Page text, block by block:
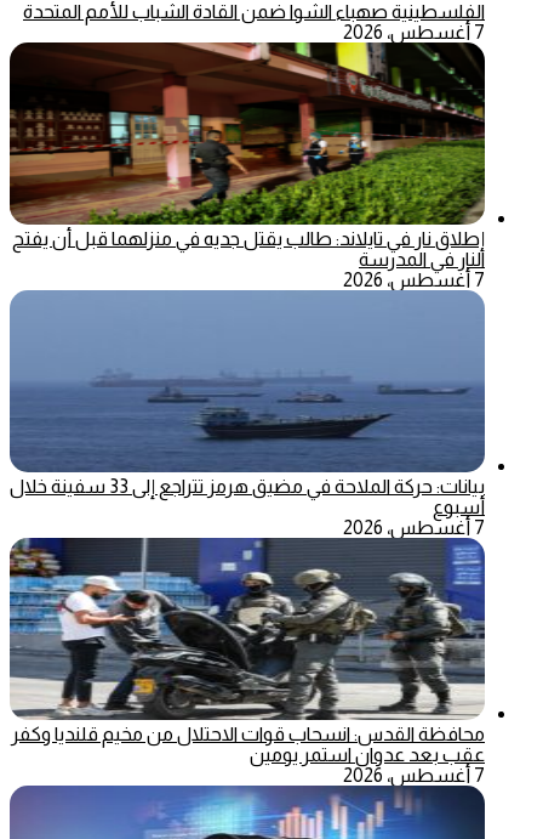
الفلسطينية صهباء الشوا ضمن القادة الشباب للأمم المتحدة
7 أغسطس، 2026
إطلاق نار في تايلاند: طالب يقتل جديه في منزلهما قبل أن يفتح
النار في المدرسة
7 أغسطس، 2026
بيانات: حركة الملاحة في مضيق هرمز تتراجع إلى 33 سفينة خلال
أسبوع
7 أغسطس، 2026
محافظة القدس: انسحاب قوات الاحتلال من مخيم قلنديا وكفر
عقب بعد عدوان استمر يومين
7 أغسطس، 2026